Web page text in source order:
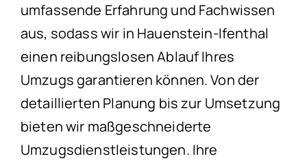
umfassende Erfahrung und Fachwissen
aus, sodass wir in Hauenstein-Ifenthal
einen reibungslosen Ablauf Ihres
Umzugs garantieren können. Von der
detaillierten Planung bis zur Umsetzung
bieten wir maßgeschneiderte
Umzugsdienstleistungen. Ihre